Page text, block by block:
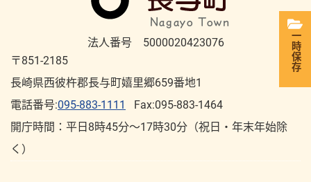
法人番号 5000020423076
〒851-2185
長崎県西彼杵郡長与町嬉里郷659番地1
電話番号:095-883-1111
Fax:095-883-1464
開庁時間：平⽇8時45分～17時30分（祝⽇・年末年始除
く）
一時保存